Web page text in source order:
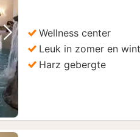
Volgende foto
Wellness center
Leuk in zomer en
Harz gebergte